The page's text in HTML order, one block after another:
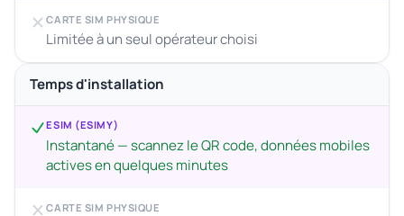
CARTE SIM PHYSIQUE
Limitée à un seul opérateur choisi
Temps d'installation
ESIM (ESIMY)
Instantané — scannez le QR code, données mobiles
actives en quelques minutes
CARTE SIM PHYSIQUE